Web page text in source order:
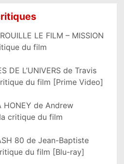
LE FILM – MISSION
du film
DE L’UNIVERS de Travis
du film [Prime Video]
HONEY de Andrew
critique du film
80 de Jean-Baptiste
du film [Blu-ray]